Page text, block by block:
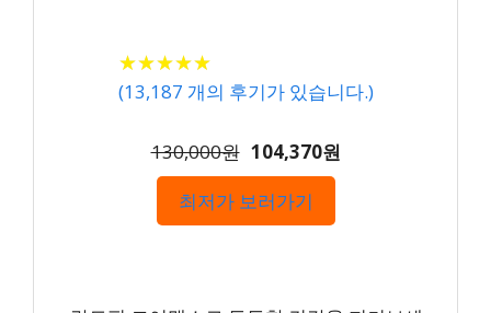
★★★★★
★★★★★
(13,187 개의 후기가 있습니다.)
130,000원 104,370원
최저가 보러가기